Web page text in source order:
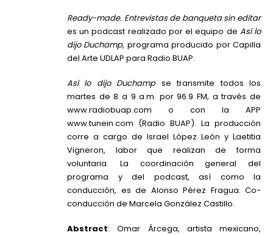
Ready-made. Entrevistas de banqueta sin editar
es un podcast realizado por el equipo de Así lo
dijo Duchamp, programa producido por Capilla
del Arte UDLAP para Radio BUAP.
Así lo dijo Duchampse transmite todos los
martes de 8 a 9 a.m. por 96.9 FM, a través de
www.radiobuap.com o con la APP
www.tunein.com (Radio BUAP). La producción
corre a cargo de Israel López León y Laetitia
Vigneron, labor que realizan de forma
voluntaria. La coordinación general del
programa y del podcast, así como la
conducción, es de Alonso Pérez Fragua. Co-
conducción de Marcela González Castillo.
Abstract: Omar Árcega, artista mexicano,